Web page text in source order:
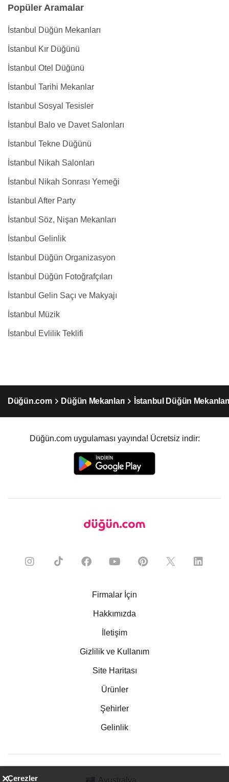
Popüler Aramalar
İstanbul Düğün Mekanları
İstanbul Kır Düğünü
İstanbul Otel Düğünü
İstanbul Tarihi Mekanlar
İstanbul Sosyal Tesisler
İstanbul Balo ve Davet Salonları
İstanbul Tekne Düğünü
İstanbul Nikah Salonları
İstanbul Nikah Sonrası Yemeği
İstanbul After Party
İstanbul Söz, Nişan Mekanları
İstanbul Gelinlik
İstanbul Düğün Organizasyon
İstanbul Düğün Fotoğrafçıları
İstanbul Gelin Saçı ve Makyajı
İstanbul Müzik
İstanbul Evlilik Teklifi
Düğün.com Düğün Mekanları İstanbul Düğün
Düğün.com uygulaması yayında! Ücretsiz indir:
Firmalar İçin
Hakkımızda
İletişim
Gizlilik ve Kullanım
Site Haritası
Ürünler
Şehirler
Gelinlik
Çerezler